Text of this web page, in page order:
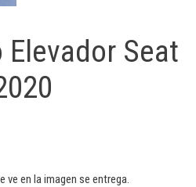
Seat
ve en la imagen se entrega.